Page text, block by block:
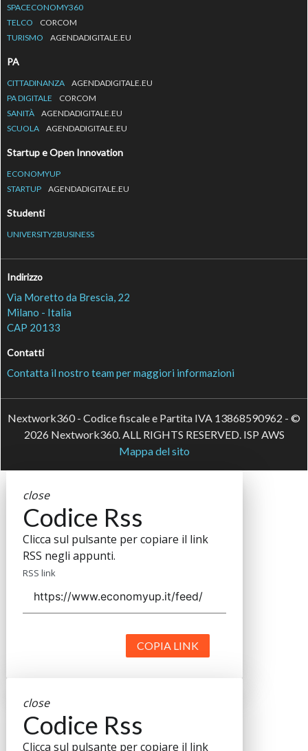
SPACECONOMY360
TELCO
CORCOM
TURISMO
AGENDADIGITALE.EU
PA
CITTADINANZA
AGENDADIGITALE.EU
PA DIGITALE
CORCOM
SANITÀ
AGENDADIGITALE.EU
SCUOLA
AGENDADIGITALE.EU
Startup e Open Innovation
ECONOMYUP
STARTUP
AGENDADIGITALE.EU
Studenti
UNIVERSITY2BUSINESS
Indirizzo
Via Moretto da Brescia, 22
Milano - Italia
CAP 20133
Contatti
Contatta il nostro team per maggiori informazioni
Nextwork360 - Codice fiscale e Partita IVA 13868590962 - ©
2026 Nextwork360. ALL RIGHTS RESERVED. ISP AWS
Mappa del sito
close
Codice Rss
Clicca sul pulsante per copiare il link
RSS negli appunti.
RSS link
COPIA LINK
close
Codice Rss
Clicca sul pulsante per copiare il link